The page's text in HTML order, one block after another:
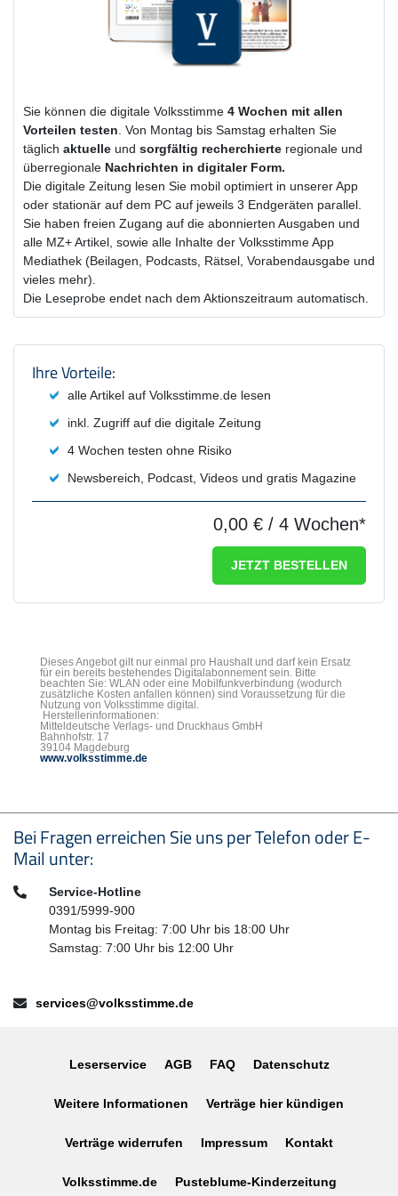
Sie können die digitale Volksstimme 4 Wochen mit allen
Vorteilen testen . Von Montag bis Samstag erhalten Sie
täglich aktuelle und sorgfältig recherchierte regionale und
überregionale Nachrichten in digitaler Form.
Die digitale Zeitung lesen Sie mobil optimiert in unserer App
oder stationär auf dem PC auf jeweils 3 Endgeräten parallel.
Sie haben freien Zugang auf die abonnierten Ausgaben und
alle MZ+ Artikel, sowie alle Inhalte der Volksstimme App
Mediathek (Beilagen, Podcasts, Rätsel, Vorabendausgabe und
vieles mehr).
Die Leseprobe endet nach dem Aktionszeitraum automatisch.
Produktzusammenfassung und
Ihre Vorteile:
alle Artikel auf Volksstimme.de lesen
inkl. Zugriff auf die digitale Zeitung
4 Wochen testen ohne Risiko
Newsbereich, Podcast, Videos und gratis Magazine
0,00 € / 4 Wochen*
JETZT BESTELLEN
Dieses Angebot gilt nur einmal pro Haushalt und darf kein Ersatz
für ein bereits bestehendes Digitalabonnement sein. Bitte
beachten Sie: WLAN oder eine Mobilfunkverbindung (wodurch
zusätzliche Kosten anfallen können) sind Voraussetzung für die
Nutzung von Volksstimme digital.
Herstellerinformationen:
Mitteldeutsche Verlags- und Druckhaus GmbH
Bahnhofstr. 17
39104 Magdeburg
www.volksstimme.de
Seitenfußbereich
Bei Fragen erreichen Sie uns per Telefon oder E-
Mail unter:
Telefon:Service-Hotline
0391/5999-900
Montag bis Freitag: 7:00 Uhr bis 18:00 Uhr
Samstag: 7:00 Uhr bis 12:00 Uhr
E-Mail:services@volksstimme.de
Leserservice AGB FAQ Datenschutz
Weitere Informationen Verträge hier kündigen
Verträge widerrufen Impressum Kontakt
Volksstimme.de Pusteblume-Kinderzeitung